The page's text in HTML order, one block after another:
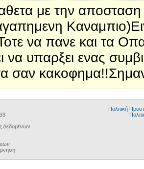
με την
να πανε και τα
να υπαρξει ενας
σαν
Δεδομένων
Πολιτική